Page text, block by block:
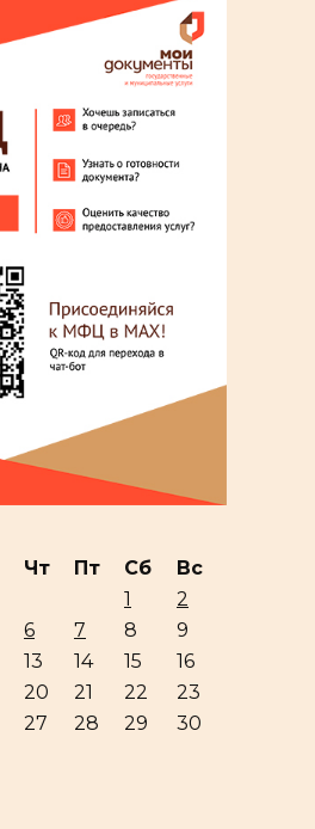
Чт Пт Сб
Вс
1
2
6 7 8
9
13 14 15
16
20 21 22
23
27 28 29
30